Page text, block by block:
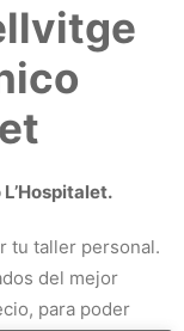
tu taller personal.
del mejor
para poder